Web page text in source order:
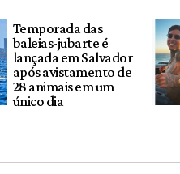
Temporada das
baleias-jubarte é
lançada em Salvador
após avistamento de
28 animais em um
único dia